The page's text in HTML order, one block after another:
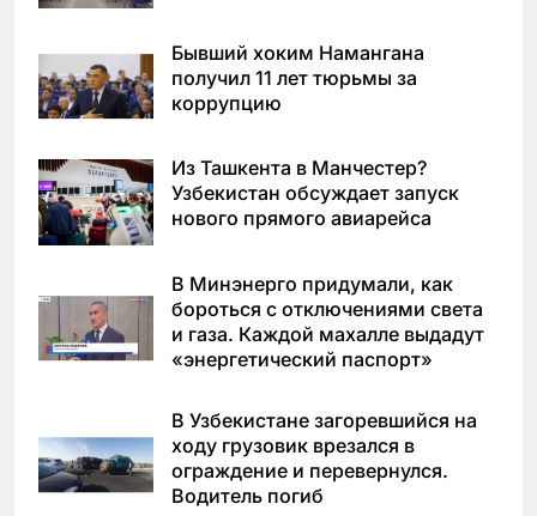
Бывший хоким Намангана
получил 11 лет тюрьмы за
коррупцию
Из Ташкента в Манчестер?
Узбекистан обсуждает запуск
нового прямого авиарейса
В Минэнерго придумали, как
бороться с отключениями света
и газа. Каждой махалле выдадут
«энергетический паспорт»
В Узбекистане загоревшийся на
ходу грузовик врезался в
ограждение и перевернулся.
Водитель погиб